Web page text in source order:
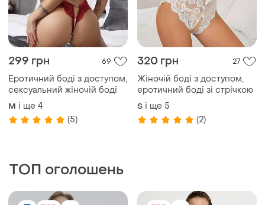
299 грн 69
Еротичний боді з доступом,
сексуальний жіночій боді
M і ще 4
(5)
320 грн 27
Жіночій боді з доступом,
еротичний боді зі стрічкою
S і ще 5
(2)
ТОП оголошень